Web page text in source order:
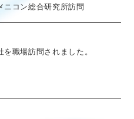
コン総合研究所訪問
職場訪問されました。